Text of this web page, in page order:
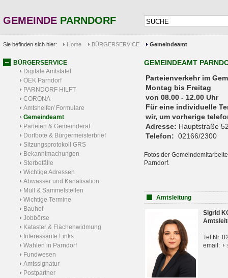
GEMEINDE PARNDORF
Sie befinden sich hier: Home BÜRGERSERVICE Gemeindeamt
BÜRGERSERVICE
Digitale Amtstafel
ÖEK Parndorf
PARNDORF HILFT
CORONA
Amtshelfer/ Formulare
Gemeindeamt
Parteien & Gemeinderat
Dorfbote & Bürgermeisterbrief
Sitzungsprotokoll GRS
Bekanntmachungen
Sterbefälle
Wichtige Adressen
Abwasser und Kanalisation
Müll & Sammelstellen
Wichtige Termine
Bauhof
Jobbörse
Kataster & Flächenwidmung
Interessante Links
Wahlen in Parndorf
Fundwesen
Amtssignatur
Postpartner
GEMEINDEAMT
Parteienverkehr
Montag bis Freitag
von 08.00 - 12.00 Uhr
Für eine individuelle
wir, um vorherige
Adresse: Hauptstraße
Telefon: 02166/2300
Fotos der
Parndorf.
Amtsleitung
Sigrid
Tel.Nr.
email: